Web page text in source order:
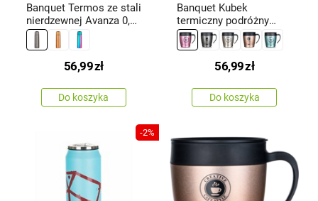
Banquet Termos ze stali
nierdzewnej Avanza 0,5
l, metaliczny czarny
56,99zł
Do koszyka
Banquet Kubek
termiczny podróżny
TAZZA 330 ml,różowy
56,99zł
Do koszyka
-2%